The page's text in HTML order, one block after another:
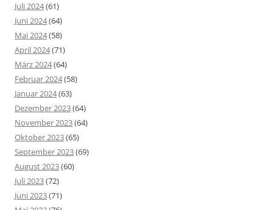
Juli 2024(61)
Juni 2024(64)
Mai 2024(58)
April 2024(71)
März 2024(64)
Februar 2024(58)
Januar 2024(63)
Dezember 2023(64)
November 2023(64)
Oktober 2023(65)
September 2023(69)
August 2023(60)
Juli 2023(72)
Juni 2023(71)